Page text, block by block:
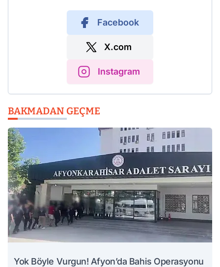
Facebook
X.com
Instagram
BAKMADAN GEÇME
Yok Böyle Vurgun! Afyon’da Bahis Operasyonu